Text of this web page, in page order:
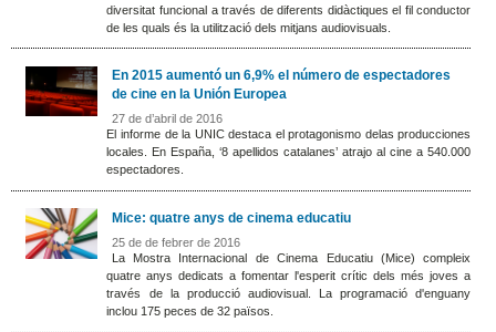
diversitat funcional a través de diferents didàctiques el fil conductor
de les quals és la utilització dels mitjans audiovisuals.
En 2015 aumentó un 6,9% el número de espectadores
de cine en la Unión Europea
27 de d’abril de 2016
El informe de la UNIC destaca el protagonismo delas producciones
locales. En España, ‘8 apellidos catalanes’ atrajo al cine a 540.000
espectadores.
Mice: quatre anys de cinema educatiu
25 de de febrer de 2016
La Mostra Internacional de Cinema Educatiu (Mice) compleix
quatre anys dedicats a fomentar l'esperit crític dels més joves a
través de la producció audiovisual. La programació d'enguany
inclou 175 peces de 32 països.